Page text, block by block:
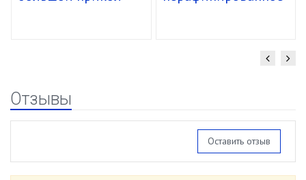
Отзывы
Оставить отзыв